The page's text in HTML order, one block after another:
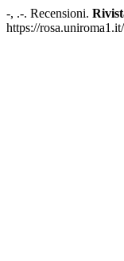
-, .-. Recensioni.
https://